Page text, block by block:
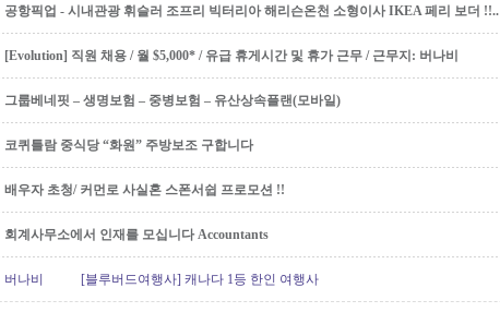
공항픽업 - 시내관광 휘슬러 조프리 빅터리아 해리슨온천 소형이사 IKEA 페리 보더 !!..
[Evolution] 직원 채용 / 월 $5,000* / 유급 휴게시간 및 휴가 근무 / 근무지: 버나비
그룹베네핏 – 생명보험 – 중병보험 – 유산상속플랜(모바일)
코퀴틀람 중식당 “화원” 주방보조 구합니다
배우자 초청/ 커먼로 사실혼 스폰서쉽 프로모션 !!
회계사무소에서 인재를 모십니다 Accountants
버나비 [블루버드여행사] 캐나다 1등 한인 여행사